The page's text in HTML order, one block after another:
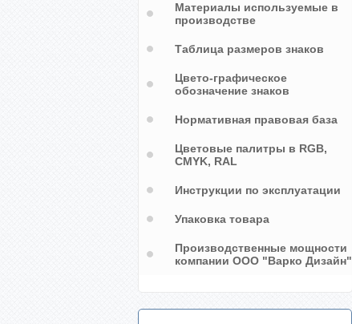
Материалы используемые в
производстве
Таблица размеров знаков
Цвето-графическое
обозначение знаков
Нормативная правовая база
Цветовые палитры в RGB,
CMYK, RAL
Инструкции по эксплуатации
Упаковка товара
Производственные мощности
компании ООО "Варко Дизайн"